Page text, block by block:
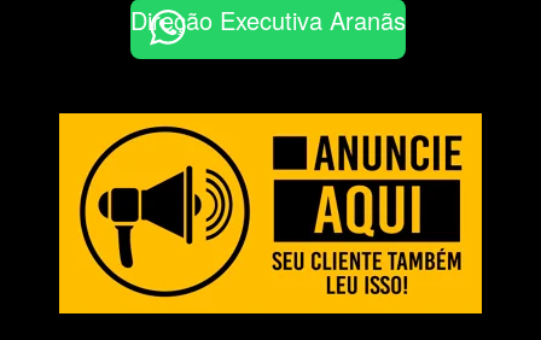
Direção Executiva Aranãs